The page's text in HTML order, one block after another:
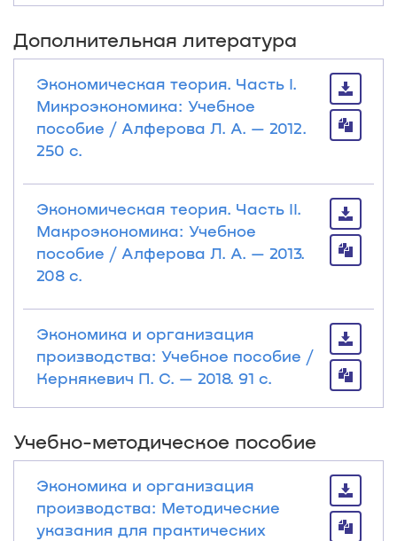
Дополнительная литература
Экономическая теория. Часть I.
Микроэкономика: Учебное
пособие / Алферова Л. А. — 2012.
250 с.
Экономическая теория. Часть II.
Макроэкономика: Учебное
пособие / Алферова Л. А. — 2013.
208 с.
Экономика и организация
производства: Учебное пособие /
Кернякевич П. С. — 2018. 91 с.
Учебно-методическое пособие
Экономика и организация
производства: Методические
указания для практических